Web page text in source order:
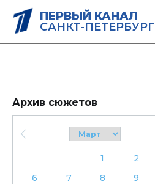
ПЕРВЫЙ КАНАЛ
САНКТ-ПЕТЕРБУРГ
Архив сюжетов
1 2
6
7 8 9